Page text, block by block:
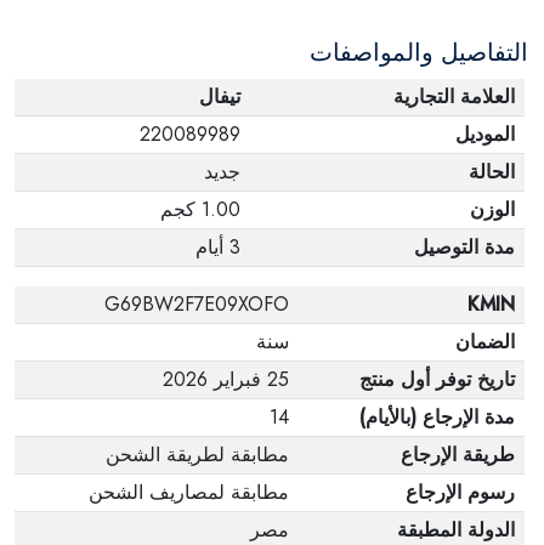
وفي عبواتها الأصلية.
التفاصيل والمواصفات
العلامة التجارية
تيفال
الموديل
220089989
الحالة
جديد
الوزن
1.00 كجم
مدة التوصيل
3 أيام
KMIN
G69BW2F7E09XOFO
الضمان
سنة
تاريخ توفر أول منتج
25 فبراير 2026
مدة الإرجاع (بالأيام)
14
طريقة الإرجاع
مطابقة لطريقة الشحن
رسوم الإرجاع
مطابقة لمصاريف الشحن
الدولة المطبقة
مصر